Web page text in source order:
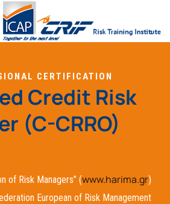
CERTIFICATION
Credit Risk
(C-CRRO)
of Risk Managers” (www.harima.gr)
European of Risk Management